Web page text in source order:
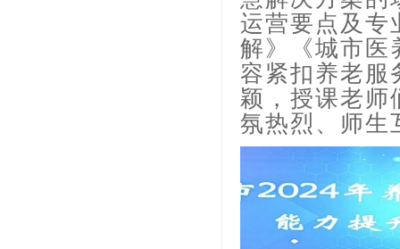
运营要点及专
解》《城市医
容紧扣养老服
颖，授课老师
氛热烈、师生